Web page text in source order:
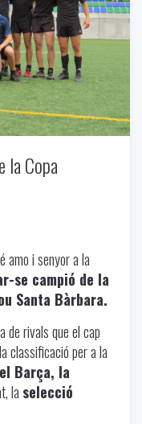
la Copa
amo i senyor a la
se campió de la
Santa Bàrbara.
de rivals que el cap
classificació per a la
Barça, la
la selecció